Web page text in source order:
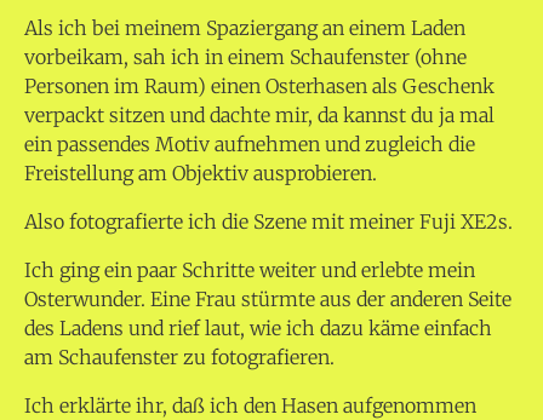
Als ich bei meinem Spaziergang an einem Laden
vorbeikam, sah ich in einem Schaufenster (ohne
Personen im Raum) einen Osterhasen als Geschenk
verpackt sitzen und dachte mir, da kannst du ja mal
ein passendes Motiv aufnehmen und zugleich die
Freistellung am Objektiv ausprobieren.
Also fotografierte ich die Szene mit meiner Fuji XE2s.
Ich ging ein paar Schritte weiter und erlebte mein
Osterwunder. Eine Frau stürmte aus der anderen Seite
des Ladens und rief laut, wie ich dazu käme einfach
am Schaufenster zu fotografieren.
Ich erklärte ihr, daß ich den Hasen aufgenommen